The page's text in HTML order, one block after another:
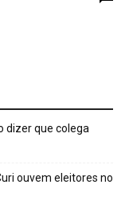
dizer que colega
ouvem eleitores no